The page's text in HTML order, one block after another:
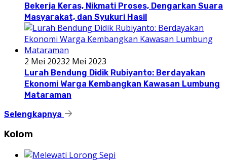
Bekerja Keras, Nikmati Proses, Dengarkan Suara
Masyarakat, dan Syukuri Hasil
2 Mei 20232 Mei 2023
Lurah Bendung Didik Rubiyanto: Berdayakan
Ekonomi Warga Kembangkan Kawasan Lumbung
Mataraman
Selengkapnya
Kolom